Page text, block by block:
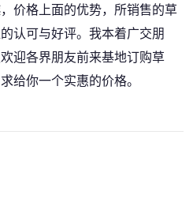
价格上面的优势，所销售的草
认可与好评。我本着广交朋
迎各界朋友前来基地订购草
给你一个实惠的价格。